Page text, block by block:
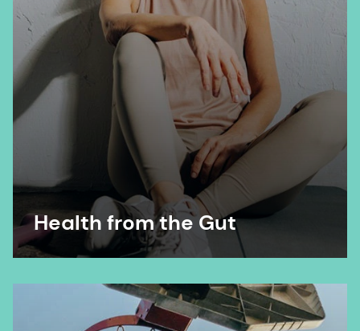
infantil cultivada. Glycobiology, 23(2), 169-177.
https://doi.org/10.1093/glycob/cws138
4. Ashida, H., Miyake, A., Kiyohara, M., Wada, J.,
Yoshida, E., Kumagai, H., ... Yamamoto, K. (2009).
Two distinct α-L-fucosidases from
Bifidobacterium bifidum are essential for the
utilization of fucosylated milk oligosaccharides
and glycoconjugates. Glycobiology, 19(9), 1010-
1017. https://doi.org/10.1093/glycob/cwp082
5 Schwab, C., & Gänzle, M. (2011). fermentação de
oligossacarídeos do leite humano,
oligossacarídeos do leite humano e
Health from the Gut